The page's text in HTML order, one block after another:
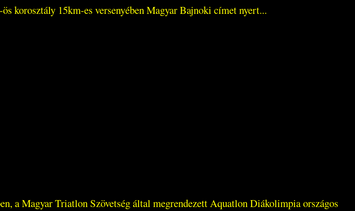
korosztály 15km-es versenyében Magyar Bajnoki címet nyert...
a Magyar Triatlon Szövetség által megrendezett Aquatlon Diákolimpia országos